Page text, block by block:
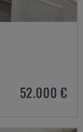
52.000 €